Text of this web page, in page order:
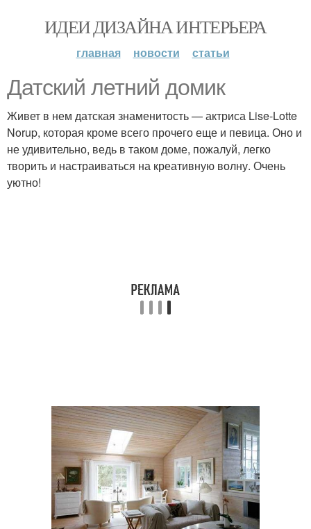
ИДЕИ ДИЗАЙНА ИНТЕРЬЕРА
главная новости статьи
Датский летний домик
Живет в нем датская знаменитость — актриса Lise-Lotte
Norup, которая кроме всего прочего еще и певица. Оно и
не удивительно, ведь в таком доме, пожалуй, легко
творить и настраиваться на креативную волну. Очень
уютно!